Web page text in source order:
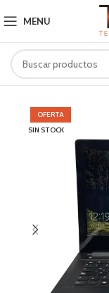
MENU
OFERTA
SIN STOCK